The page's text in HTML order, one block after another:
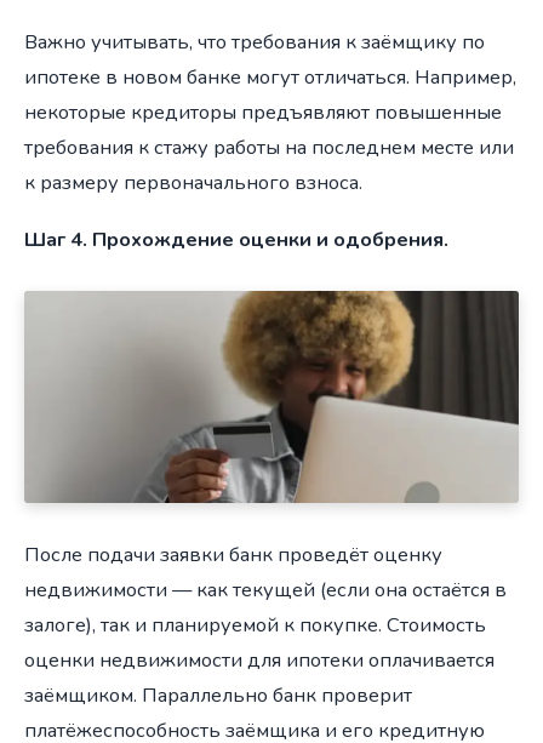
Важно учитывать, что требования к заёмщику по
ипотеке в новом банке могут отличаться. Например,
некоторые кредиторы предъявляют повышенные
требования к стажу работы на последнем месте или
к размеру первоначального взноса.
Шаг 4. Прохождение оценки и одобрения.
После подачи заявки банк проведёт оценку
недвижимости — как текущей (если она остаётся в
залоге), так и планируемой к покупке. Стоимость
оценки недвижимости для ипотеки оплачивается
заёмщиком. Параллельно банк проверит
платёжеспособность заёмщика и его кредитную